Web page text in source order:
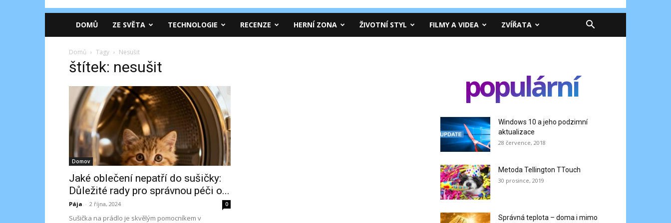
DOMŮ ZE SVĚTA TECHNOLOGIE RECENZE HERNÍ ZONA ŽIVOTNÍ STYL FILMY A VIDEA ZVÍŘATA
Domů Tagy Nesušit
štítek: nesušit
Domov
Jaké oblečení nepatří do sušičky:
Důležité rady pro správnou péči o...
Pája - 2 října, 2024 0
Sušička na prádlo je skvělým pomocníkem v
populární
Windows 10 a jeho podzimní
aktualizace
28 července, 2018
Metoda Tellington TTouch
30 prosince, 2019
Správná teplota – doma i mimo